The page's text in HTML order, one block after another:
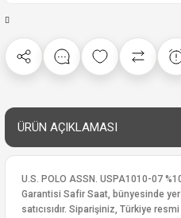
ÜRÜN AÇIKLAMASI
U.S. POLO ASSN. USPA1010-07
Garantisi Safir Saat, bünyesinde
satıcısıdır. Siparişiniz, Türkiye